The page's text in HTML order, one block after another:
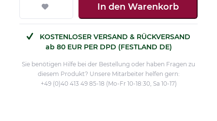
In den Warenkorb
KOSTENLOSER VERSAND & RÜCKVERSAND
ab 80 EUR PER DPD (FESTLAND DE)
Sie benötigen Hilfe bei der Bestellung oder haben Fragen zu
diesem Produkt? Unsere Mitarbeiter helfen gern:
+49 (0)40 413 49 85-18 (Mo-Fr 10-18:30, Sa 10-17)